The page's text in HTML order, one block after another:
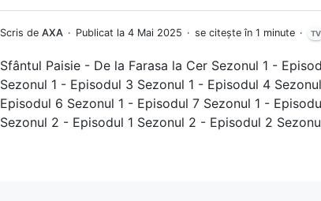
Scris de AXA Publicat la 4 Mai 2025 se citește în 1 minute TV
Sfântul Paisie - De la Farasa la Cer Sezonul 1 -
Sezonul 1 - Episodul 3 Sezonul 1 - Episodul 4
Episodul 6 Sezonul 1 - Episodul 7 Sezonul 1 -
Sezonul 2 - Episodul 1 Sezonul 2 - Episodul 2